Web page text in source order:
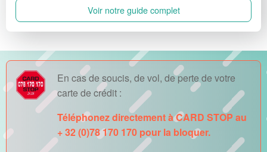
Voir notre guide complet
En cas de soucis, de vol, de perte de votre
carte de crédit :
Téléphonez directement à CARD STOP au
+ 32 (0)78 170 170 pour la bloquer.